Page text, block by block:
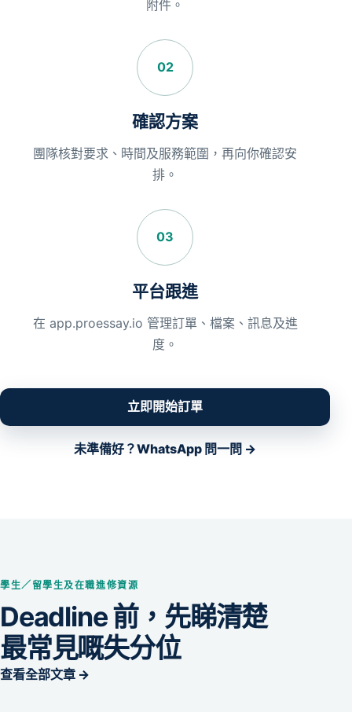
附件。
02
確認方案
團隊核對要求、時間及服務範圍，再向你確認安
排。
03
平台跟進
在 app.proessay.io 管理訂單、檔案、訊息及進
度。
立即開始訂單
未準備好？WhatsApp 問一問 →
學生／留學生及在職進修資源
Deadline 前，先睇清楚
最常見嘅失分位
查看全部文章 →